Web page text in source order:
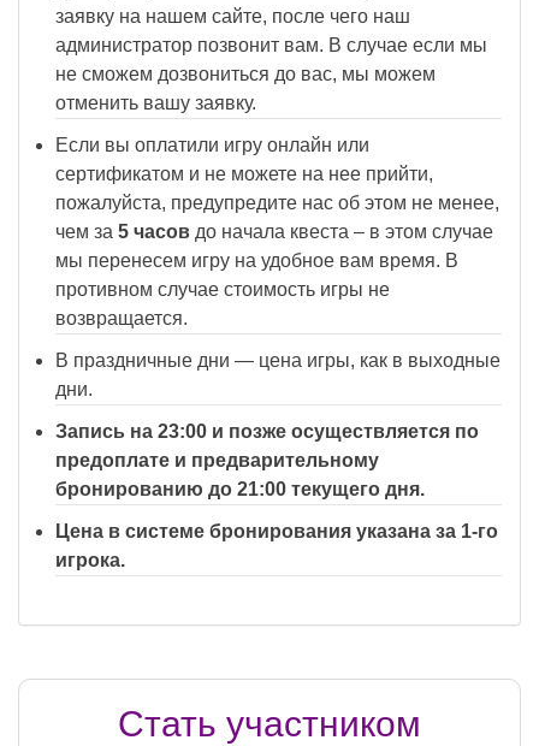
заявку на нашем сайте, после чего наш
администратор позвонит вам. В случае если мы
не сможем дозвониться до вас, мы можем
отменить вашу заявку.
Если вы оплатили игру онлайн или
сертификатом и не можете на нее прийти,
пожалуйста, предупредите нас об этом не менее,
чем за 5 часов до начала квеста – в этом случае
мы перенесем игру на удобное вам время. В
противном случае стоимость игры не
возвращается.
В праздничные дни — цена игры, как в выходные
дни.
Запись на 23:00 и позже осуществляется по
предоплате и предварительному
бронированию до 21:00 текущего дня.
Цена в системе бронирования указана за 1-го
игрока.
Стать участником